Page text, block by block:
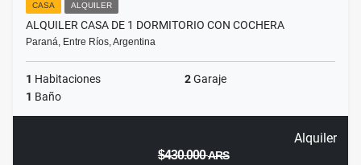
CASA ALQUILER
ALQUILER CASA DE 1 DORMITORIO CON COCHERA
Paraná, Entre Ríos, Argentina
1 Habitaciones 2Garaje
1 Baño
Alquiler
$430.000ARS